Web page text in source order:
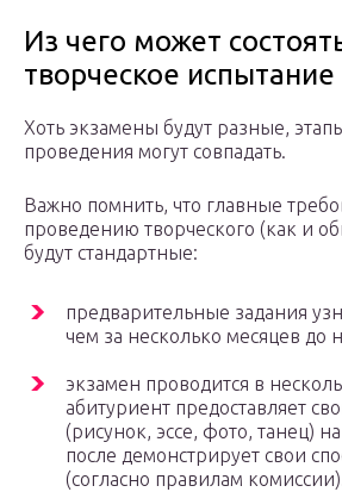
Из чего может
творческое испытание
Хоть экзамены будут разные,
проведения могут совпадать.
Важно помнить, что главные
проведению творческого (как и
будут стандартные:
предварительные задания
чем за несколько месяцев до
экзамен проводится в
абитуриент предоставляет
(рисунок, эссе, фото, танец)
после демонстрирует свои
(согласно правилам